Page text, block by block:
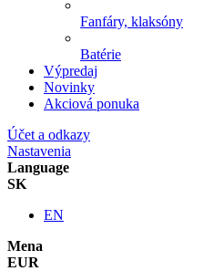
Fanfáry, klaksóny
Batérie
Výpredaj
Novinky
Akciová ponuka
Účet a odkazy
Nastavenia
Language
SK
EN
Mena
EUR